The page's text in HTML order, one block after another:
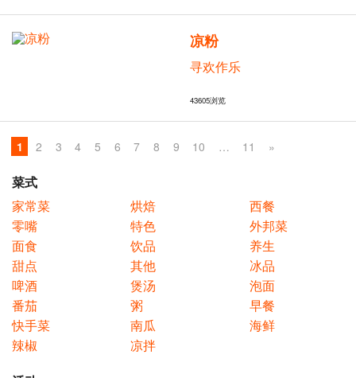
凉粉
寻欢作乐
43605浏览
1 2 3 4 5 6 7 8 9 10 … 11 »
菜式
家常菜
烘焙
西餐
零嘴
特色
外邦菜
面食
饮品
养生
甜点
其他
冰品
啤酒
煲汤
泡面
番茄
粥
早餐
快手菜
南瓜
海鲜
辣椒
凉拌